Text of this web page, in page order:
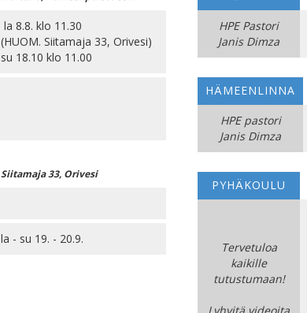
la 8.8. klo 11.30
(HUOM. Siitamaja 33, Orivesi)
su 18.10 klo 11.00
HPE Pastori
Janis Dimza
HÄMEENLINNA
HPE pastori
Janis Dimza
Siitamaja 33, Orivesi
la - su 19. - 20.9.
PYHÄKOULU
Tervetuloa
kaikille
tutustumaan!